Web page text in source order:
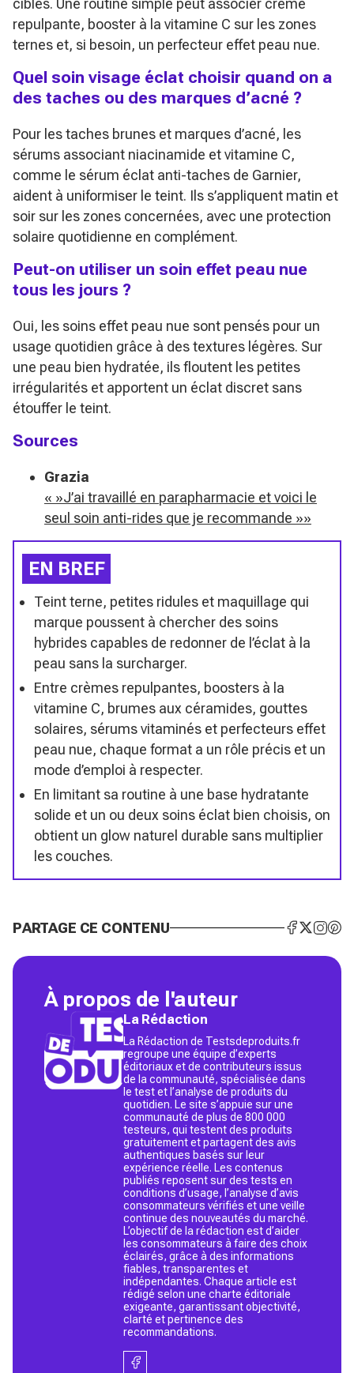
ciblés. Une routine simple peut associer crème
repulpante, booster à la vitamine C sur les zones
ternes et, si besoin, un perfecteur effet peau nue.
Quel soin visage éclat choisir quand on a
des taches ou des marques d’acné ?
Pour les taches brunes et marques d’acné, les
sérums associant niacinamide et vitamine C,
comme le sérum éclat anti-taches de Garnier,
aident à uniformiser le teint. Ils s’appliquent matin et
soir sur les zones concernées, avec une protection
solaire quotidienne en complément.
Peut-on utiliser un soin effet peau nue
tous les jours ?
Oui, les soins effet peau nue sont pensés pour un
usage quotidien grâce à des textures légères. Sur
une peau bien hydratée, ils floutent les petites
irrégularités et apportent un éclat discret sans
étouffer le teint.
Sources
Grazia
« »J’ai travaillé en parapharmacie et voici le
seul soin anti-rides que je recommande »»
EN BREF
Teint terne, petites ridules et maquillage qui
marque poussent à chercher des soins
hybrides capables de redonner de l’éclat à la
peau sans la surcharger.
Entre crèmes repulpantes, boosters à la
vitamine C, brumes aux céramides, gouttes
solaires, sérums vitaminés et perfecteurs effet
peau nue, chaque format a un rôle précis et un
mode d’emploi à respecter.
En limitant sa routine à une base hydratante
solide et un ou deux soins éclat bien choisis, on
obtient un glow naturel durable sans multiplier
les couches.
PARTAGE CE CONTENU
À propos de l'auteur
La Rédaction
La Rédaction de Testsdeproduits.fr
regroupe une équipe d’experts
éditoriaux et de contributeurs issus
de la communauté, spécialisée dans
le test et l’analyse de produits du
quotidien. Le site s’appuie sur une
communauté de plus de 800 000
testeurs, qui testent des produits
gratuitement et partagent des avis
authentiques basés sur leur
expérience réelle. Les contenus
publiés reposent sur des tests en
conditions d’usage, l’analyse d’avis
consommateurs vérifiés et une veille
continue des nouveautés du marché.
L’objectif de la rédaction est d’aider
les consommateurs à faire des choix
éclairés, grâce à des informations
fiables, transparentes et
indépendantes. Chaque article est
rédigé selon une charte éditoriale
exigeante, garantissant objectivité,
clarté et pertinence des
recommandations.